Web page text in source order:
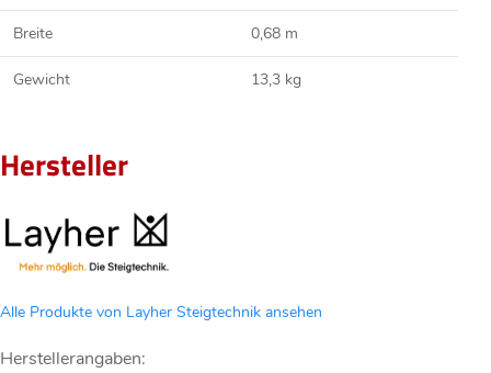
Breite 0,68 m
Gewicht 13,3 kg
Hersteller
Alle Produkte von Layher Steigtechnik ansehen
Herstellerangaben: